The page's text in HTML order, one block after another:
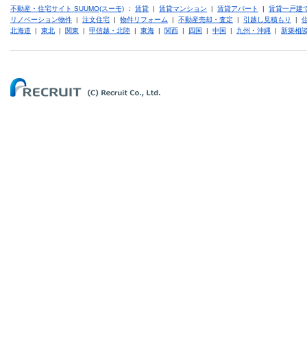
不動産・住宅サイト SUUMO(スーモ) ： 賃貸 | 賃貸マンション | 賃貸アパート | 賃貸一戸建
リノベーション物件 | 注文住宅 | 物件リフォーム | 不動産売却・査定 | 引越し見積もり |
北海道 | 東北 | 関東 | 甲信越・北陸 | 東海 | 関西 | 四国 | 中国 | 九州・沖縄 | 新築相